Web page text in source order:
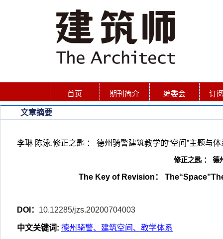
首页 期刊简介 编委会 订
文章摘要
李琳 陈泳.修正之匙 ： 德州骑警建筑教学的“空间”主题与
修正之匙 ： 德
The Key of Revision：
DOI： 10.12285/jzs.20200704003
中文关键词: 德州骑警、建筑空间、教学体系